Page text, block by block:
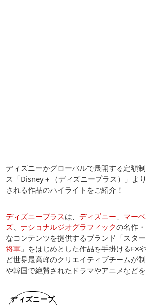
ディズニーがグローバルで展開する定額
ス「Disney＋（ディズニープラス）」よ
される作品のハイライトをご紹介！
ディズニープラスは、 ディズニー マー
ズ
ナショナルジオグラフィックの名作
なコンテンツを提供するブランド「スタ
将軍 』をはじめとした作品を手掛けるFXや
ど世界最高峰のクリエイティブチームが
や韓国で絶賛されたドラマやアニメなどを
ディズニープ